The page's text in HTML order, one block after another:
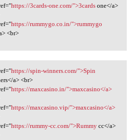
https://3cards-one.com/">3cardsone</a>
https://rummygo.co.in/">rummygo
<br>
spin-winners
https://spin-winners.com/">Spin
a> <br>
https://maxcasino.in/">maxcasino</a>
https://maxcasino.vip/">maxcasino</a>
https://rummy-cc.com/">Rummycc</a>